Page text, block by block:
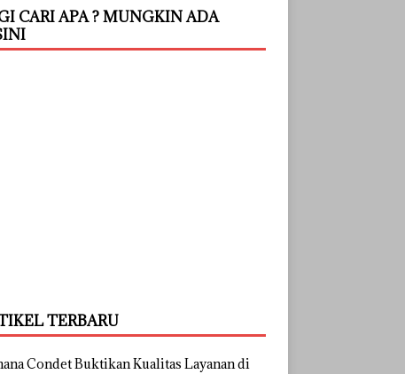
CARI APA ? MUNGKIN ADA
TERBARU
Condet Buktikan Kualitas Layanan di